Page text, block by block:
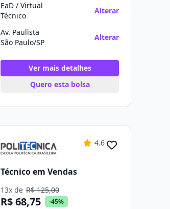
EaD / Virtual
Técnico
Alterar
Av. Paulista
São Paulo/SP
Alterar
Ver mais detalhes
Quero esta bolsa
4.6
Técnico em Vendas
13x de R$ 125,00
R$ 68,75
-45%